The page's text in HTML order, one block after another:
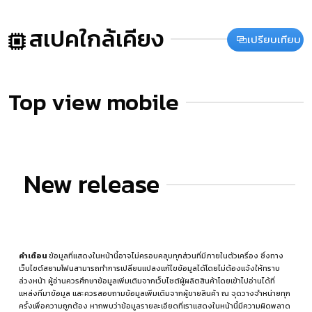
สเปคใกล้เคียง เปรียบเทียบ
Top view mobile
New release
คำเตือนข้อมูลที่แสดงในหน้านี้อาจไม่ครอบคลุมทุกส่วนที่มีภายในตัวเครื่อง ซึ่งทาง
เว็บไซต์สยามโฟนสามารถทำการเปลี่ยนแปลงแก้ไขข้อมูลได้โดยไม่ต้องแจ้งให้ทราบ
ล่วงหน้า ผู้อ่านควรศึกษาข้อมูลเพิ่มเติมจากเว็บไซต์ผู้ผลิตสินค้าโดยเข้าไปอ่านได้ที่
แหล่งที่มาข้อมูล และควรสอบถามข้อมูลเพิ่มเติมจากผู้ขายสินค้า ณ จุดวางจำหน่ายทุก
ครั้งเพื่อความถูกต้อง หากพบว่าข้อมูลรายละเอียดที่เราแสดงในหน้านี้มีความผิดพลาด